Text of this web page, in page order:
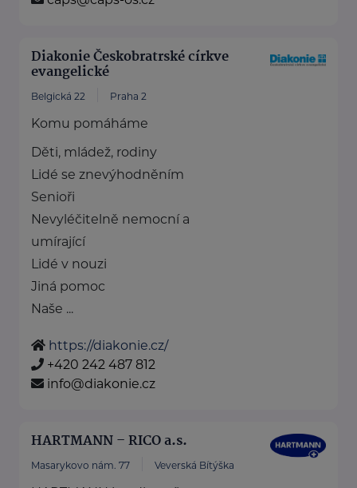
Diakonie Českobratrské církve
evangelické
Belgická 22 Praha 2
Komu pomáháme
Děti, mládež, rodiny
Lidé se znevýhodněním
Senioři
Nevyléčitelně nemocní a
umírající
Lidé v nouzi
Jiná pomoc
Naše ...
https://diakonie.cz/
+420 242 487 812
info@diakonie.cz
HARTMANN – RICO a.s.
Masarykovo nám. 77 Veverská Bítýška